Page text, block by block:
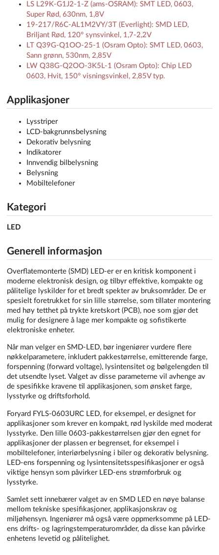
LS L29K-G1J2-1-Z (ams-OSRAM): SMT LED, 0603,
Super Rød, 630nm, 1,8V
19-217/R6C-AL1M2VY/3T (Everlight): SMD LED,
Briljant Rød, 120° synsvinkel, 1,7-2,2V
LT Q39G-Q1OO-25-1 (Osram Opto): SMT LED, 0603,
Sann grønn, 530nm, 2,85V
LW Q38G-Q2OO-3K5L-1 (Osram Opto): Chip LED
0603, Hvit, 150° visningsvinkel, 2,85V typ.
Applikasjoner
Lysstriper
LCD-bakgrunnsbelysning
Dekorativ belysning
Indikatorer
Innvendig bilbelysning
Belysning
Mobiltelefoner
Kategori
LED
Generell informasjon
Overflatemonterte (SMD) LED-er er en kritisk komponent i
moderne elektronisk design, og tilbyr effektive, kompakte og
pålitelige lyskilder for et bredt spekter av bruksområder. De er
spesielt foretrukket for sin lille størrelse, som tillater montering
med høy tetthet på trykte kretskort (PCB), noe som gjør det
mulig for designere å lage mer kompakte og sofistikerte
elektroniske enheter.
Når man velger en SMD-LED, bør ingeniører vurdere flere
nøkkelparametere, inkludert pakkestørrelse, emitterende farge,
forspenning (forward voltage), lysintensitet og bølgelengden til
det utsendte lyset. Valget av disse parameterne vil avhenge av
de spesifikke kravene til applikasjonen, som ønsket farge,
lysstyrke og driftsforhold.
Foryard FYLS-0603URC LED, for eksempel, er designet for
applikasjoner som krever en kompakt, rød lyskilde med moderat
lysstyrke. Den lille 0603-pakkestørrelsen gjør den egnet for
applikasjoner der plassen er begrenset, for eksempel i
mobiltelefoner, interiørbelysning i biler og dekorativ belysning.
LED-ens forspenning og lysintensitetsspesifikasjoner er også
viktige hensyn som påvirker LED-ens strømforbruk og
lysstyrke.
Samlet sett innebærer valget av en SMD LED en nøye balanse
mellom tekniske spesifikasjoner, applikasjonskrav og
miljøhensyn. Ingeniører må også være oppmerksomme på LED-
ens drifts- og lagringstemperaturområder, da disse kan påvirke
enhetens levetid og pålitelighet.